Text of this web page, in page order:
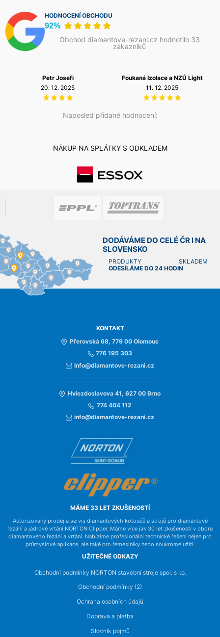
HODNOCENÍ OBCHODU
92%
Obchod diamantove-rezani.cz hodnotilo 33
zákazníků
Naposled přidané hodnocení:
Petr Josefi
20. 12. 2025
Foukaná Izolace a NZÚ Light
11. 12. 2025
NÁKUP NA SPLÁTKY S ODKLADEM
DODÁVÁME DO CELÉ ČR I NA
SLOVENSKO
PRODUKTY SKLADEM
ODESÍLÁME DO 24 HODIN
KONTAKT
Přerovská 68, 779 00 Olomouc
776 195 303
info@diamantove-rezani.cz
Hviezdoslavova 41, 627 00 Brno
774 404 112
info@diamantove-rezani.cz
MÁME 33 LET ZKUŠENOSTÍ
Autorizovaný prodej a servis diamantových kotoučů a strojů pro diamantové
řezání a jádrové vrtání NORTON Clipper. Máme více jak 30 let zkušeností v oboru
diamantového řezání a vrtání. Nabízíme profesionální technické řešení nejen pro
průmyslové aplikace, ale také pro řemeslníky nebo soukromé užití.
UŽITEČNÉ ODKAZY
Obchodní podmínky NORTON stavební stroje spol. s r.o.
Obchodní podmínky (2)
Ochrana osobních údajů
Doprava a platba
Slovník pojmů